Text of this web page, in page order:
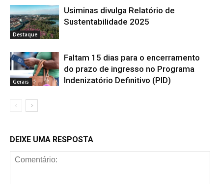
Destaque
Usiminas divulga Relatório de
Sustentabilidade 2025
Gerais
Faltam 15 dias para o encerramento
do prazo de ingresso no Programa
Indenizatório Definitivo (PID)
DEIXE UMA RESPOSTA